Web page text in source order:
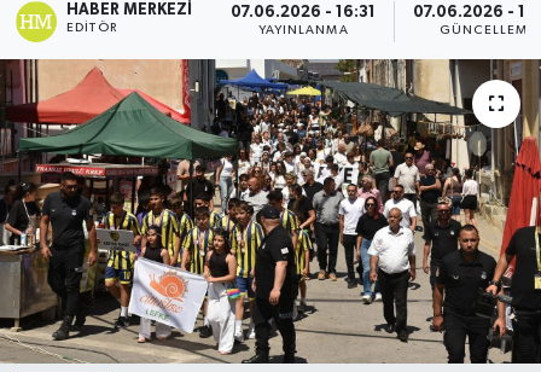
HABER MERKEZI
EDITÖR
07.06.2026 - 16:31
YAYINLANMA
07.06.2026 -
GÜNCELLEME
ENGLISH
ESENTEPE
GAZİMAĞUSA
GİRNE
GÜNDEM